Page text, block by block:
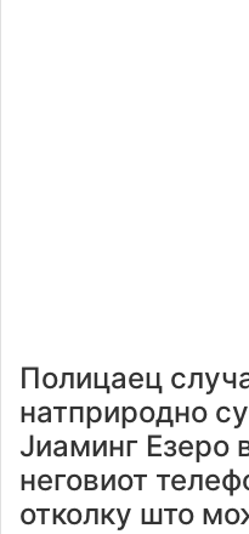
Полицаец
натприродно
Јиаминг Езеро
неговиот
отколку што